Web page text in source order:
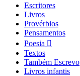
Escritores
Livros
Provérbios
Pensamentos
Poesia
Textos
Também Escrevo
Livros infantis